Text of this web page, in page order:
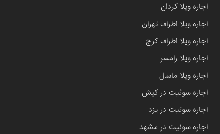
اجاره ویلا کردان
اجاره ویلا اطراف تهران
اجاره ویلا اطراف کرج
اجاره ویلا رامسر
اجاره ویلا ماسال
اجاره سوئیت در کیش
اجاره سوئیت در یزد
اجاره سوئیت در مشهد